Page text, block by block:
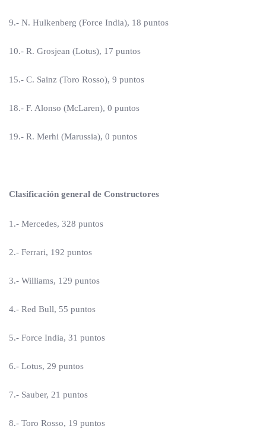
9.- N. Hulkenberg (Force India), 18 puntos
10.- R. Grosjean (Lotus), 17 puntos
15.- C. Sainz (Toro Rosso), 9 puntos
18.- F. Alonso (McLaren), 0 puntos
19.- R. Merhi (Marussia), 0 puntos
Clasificación general de Constructores
1.- Mercedes, 328 puntos
2.- Ferrari, 192 puntos
3.- Williams, 129 puntos
4.- Red Bull, 55 puntos
5.- Force India, 31 puntos
6.- Lotus, 29 puntos
7.- Sauber, 21 puntos
8.- Toro Rosso, 19 puntos